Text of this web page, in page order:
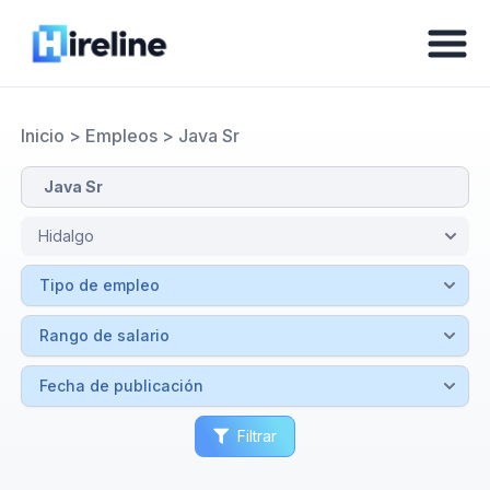
Inicio > Empleos> Java Sr
Filtrar